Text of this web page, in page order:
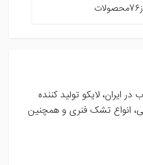
ایران، لایکو تولید کننده
انواع تشک فنری و همچنین